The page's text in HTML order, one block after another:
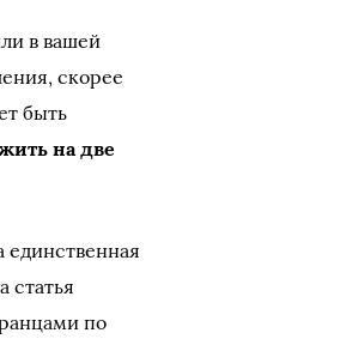
в вашей
скорее
быть
на две
единственная
статья
по